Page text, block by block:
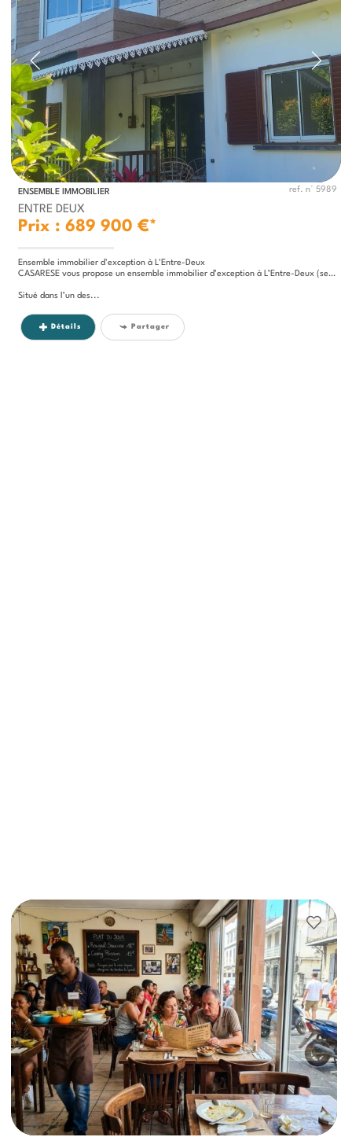
ENSEMBLE IMMOBILIER ref. n° 5989
ENTRE DEUX
Prix : 689 900 €*
Ensemble immobilier d'exception à L'Entre-Deux
CASARESE vous propose un ensemble immobilier d’exception à L’Entre-Deux (secteur recherché)
Situé dans l’un des...
Détails Partager